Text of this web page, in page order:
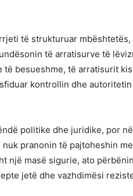
të strukturuar
të arratisurve të
besueshme, të arratisurit
kontrollin dhe
politike dhe juridike, por
pranonin të pajtoheshin
një masë sigurie, ato
jetë dhe vazhdimësi